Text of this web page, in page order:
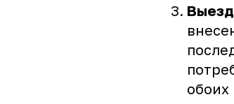
обоих